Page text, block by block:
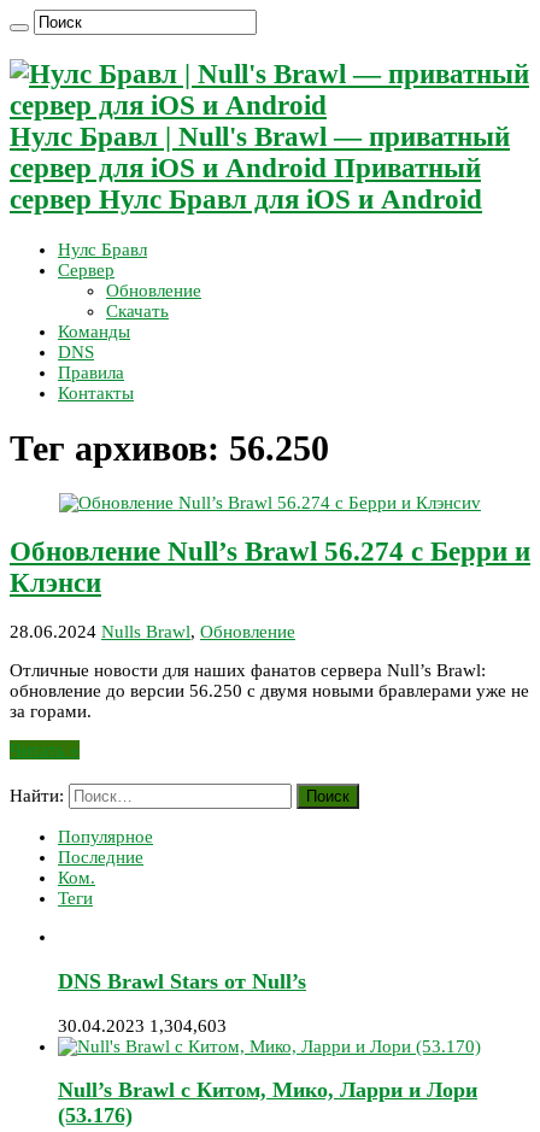
Нулс Бравл | Null's Brawl — приватный
сервер для iOS и Android Приватный
сервер Нулс Бравл для iOS и Android
Нулс Бравл
Сервер
Обновление
Скачать
Команды
DNS
Правила
Контакты
Тег архивов: 56.250
Обновление Null’s Brawl 56.274 с Берри и
Клэнси
28.06.2024 Nulls Brawl, Обновление
Отличные новости для наших фанатов сервера Null’s Brawl:
обновление до версии 56.250 с двумя новыми бравлерами уже не
за горами.
Читать »
Найти:
Популярное
Последние
Ком.
Теги
DNS Brawl Stars от Null’s
30.04.2023 1,304,603
Null’s Brawl с Китом, Мико, Ларри и Лори
(53.176)